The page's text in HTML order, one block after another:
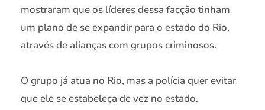
mostraram que os líderes dessa facção tinham
um plano de se expandir para o estado do Rio,
através de alianças com grupos criminosos.
O grupo já atua no Rio, mas a polícia quer evitar
que ele se estabeleça de vez no estado.